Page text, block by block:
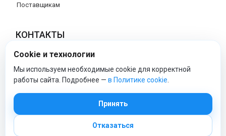
Поставщикам
КОНТАКТЫ
8 (800) 707-76-34
info@esspero-market.ru
© 2026 Esspero-market.ru
Cookie и технологии
Мы используем необходимые cookie для корректной
работы сайта. Подробнее — в Политике cookie
Принять
Отказаться